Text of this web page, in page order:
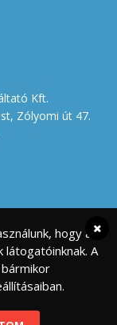
Kft.
Zólyomi út 47.
hogy a
A